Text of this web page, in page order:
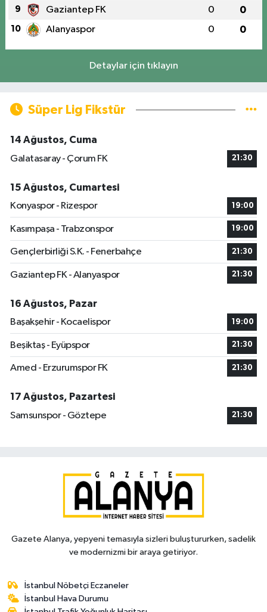
9 Gaziantep FK 0 0
10 Alanyaspor 0 0
Detaylar için tıklayın
Süper Lig Fikstür
14 Ağustos, Cuma
Galatasaray - Çorum FK
21:30
15 Ağustos, Cumartesi
Konyaspor - Rizespor
19:00
Kasımpaşa - Trabzonspor 19:00
Gençlerbirliği S.K. - Fenerbahçe 21:30
Gaziantep FK - Alanyaspor 21:30
16 Ağustos, Pazar
Başakşehir - Kocaelispor
19:00
Beşiktaş - Eyüpspor 21:30
Amed - Erzurumspor FK 21:30
17 Ağustos, Pazartesi
Samsunspor - Göztepe
21:30
Gazete Alanya, yepyeni temasıyla sizleri buluştururken, sadelik
ve modernizmi bir araya getiriyor.
İstanbul Nöbetçi Eczaneler
İstanbul Hava Durumu